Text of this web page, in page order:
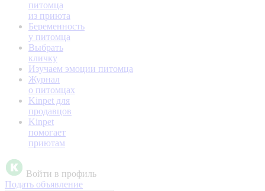
питомца
из приюта
Беременность
у питомца
Выбрать
кличку
Изучаем эмоции питомца
Журнал
о питомцах
Kinpet для
продавцов
Kinpet
помогает
приютам
Войти в профиль
Подать объявление